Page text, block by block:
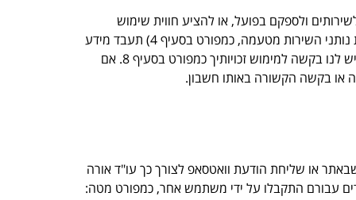
ולספקם בפועל, או להציע חווית שימוש
מיטבית באתרי עו"ד אורה צימברג. בהתאם, אם אינך מסכים לאמור במסמך זה, או שאתה מתנגד לכך שעו"ד אורה צימברג (לרבות נותני השירות מטעמה, כמפורט בסעיף 4) תעבד מידע
הנוגע אליך, אנא הימנע משימוש בשירותים, לרבות גלישה באתרי עו"ד אורה צימברג או כל שימוש אחר. בנוסף, באפשרותך להגיש לנו בקשה למימוש זכויותיך כמפורט בסעיף 8. אם
או בקשה הקשורה באותו חשבון.
או שליחת הודעת וואטסאפ לצורך כך עו"ד אורה
עבורם התקבלו על ידי משתמש אחר, כמפורט מטה: